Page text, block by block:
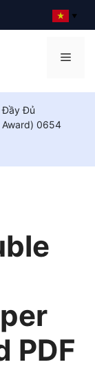
▼
Đầy Đủ
Award) 0654
PDF